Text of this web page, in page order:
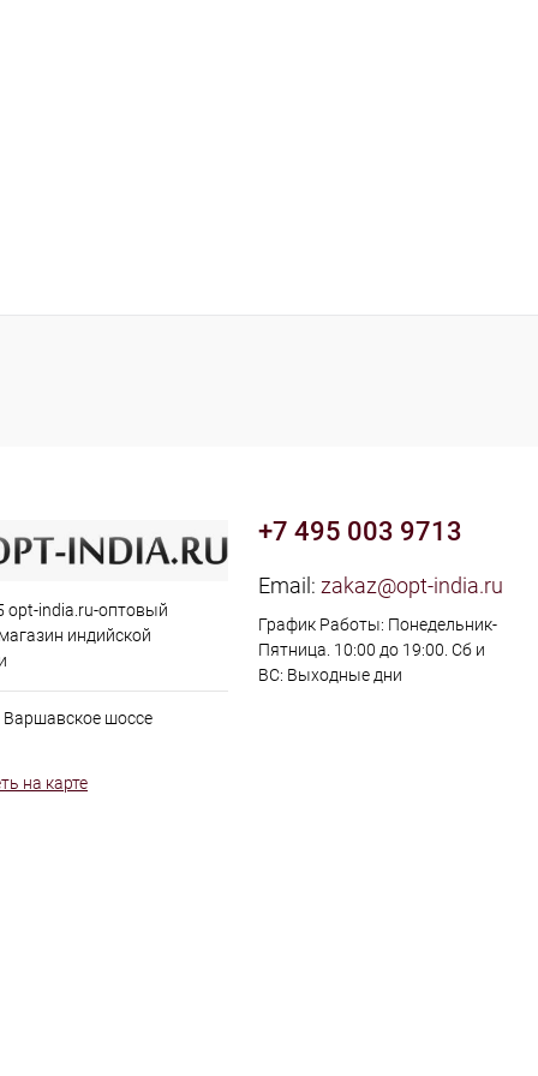
opt-india.ru-оптовый
индийской
Варшавское шоссе
на карте
+7 495 003 9713
Email: zakaz@opt-india.ru
График Работы: Понедельник-
Пятница. 10:00 до 19:00. Сб и
ВС: Выходные дни